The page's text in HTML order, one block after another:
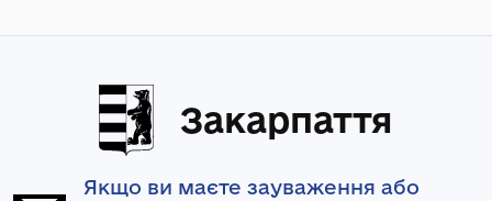
Закарпаття
Якщо ви маєте зауваження або